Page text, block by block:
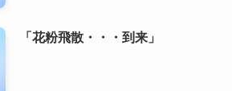
「花粉飛散・・・到来」